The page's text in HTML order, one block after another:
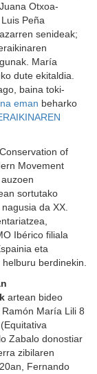
Otxoa-
Peña
senideak;
María
dute ekitaldia.
baina toki-
eman beharko
of
Movement
sortutako
da XX.
Ibérico filiala
eta
berdinekin.
artean bideo
María Lili 8
Zabalo donostiar
zibilaren
Fernando